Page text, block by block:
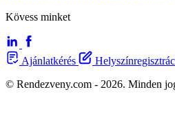
Kövess minket
Ajánlatkérés
© Rendezveny.com - 2026. Minden